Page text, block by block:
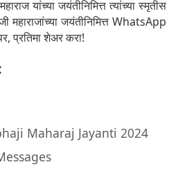
यांच्या जयंतीनिमित्त त्यांच्या स्मृतीस
महाराजांच्या जयंतीनिमित्त WhatsApp
प्रतिमा शेअर करा!
Maharaj Jayanti 2024